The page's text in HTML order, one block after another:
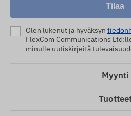
Tilaa
Olen lukenut ja hyväksyn
FlexCom Communications
minulle uutiskirjeitä
Myynti